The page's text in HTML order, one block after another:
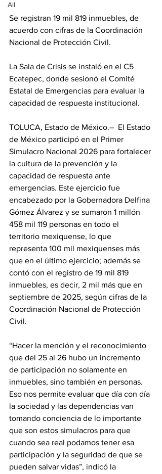
All
Se registran 19 mil 819 inmuebles, de
acuerdo con cifras de la Coordinación
Nacional de Protección Civil.
La Sala de Crisis se instaló en el C5
Ecatepec, donde sesionó el Comité
Estatal de Emergencias para evaluar la
capacidad de respuesta institucional.
TOLUCA, Estado de México.–  El Estado
de México participó en el Primer
Simulacro Nacional 2026 para fortalecer
la cultura de la prevención y la
capacidad de respuesta ante
emergencias. Este ejercicio fue
encabezado por la Gobernadora Delfina
Gómez Álvarez y se sumaron 1 millón
458 mil 119 personas en todo el
territorio mexiquense, lo que
representa 100 mil mexiquenses más
que en el último ejercicio; además se
contó con el registro de 19 mil 819
inmuebles, es decir, 2 mil más que en
septiembre de 2025, según cifras de la
Coordinación Nacional de Protección
Civil.
“Hacer la mención y el reconocimiento
que del 25 al 26 hubo un incremento
de participación no solamente en
inmuebles, sino también en personas.
Eso nos permite evaluar que día con día
la sociedad y las dependencias van
tomando conciencia de lo importante
que son estos simulacros para que
cuando sea real podamos tener esa
participación y la seguridad de que se
pueden salvar vidas”, indicó la